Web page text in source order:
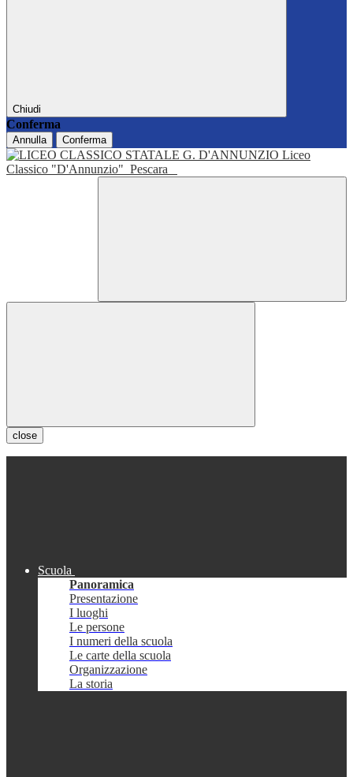
Chiudi
Conferma
Annulla Conferma
Liceo
Classico "D'Annunzio" Pescara
close
Scuola
Panoramica
Presentazione
I luoghi
Le persone
I numeri della scuola
Le carte della scuola
Organizzazione
La storia